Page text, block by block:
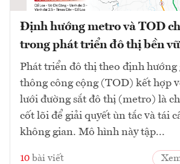
Định hướng metro và TOD
trong phát triển đô thị bền
Phát triển đô thị theo định hướng
thông công cộng (TOD) kết hợp
lưới đường sắt đô thị (metro) là
cốt lõi để giải quyết ùn tắc và tái
không gian. Mô hình này tập...
10 bài viết